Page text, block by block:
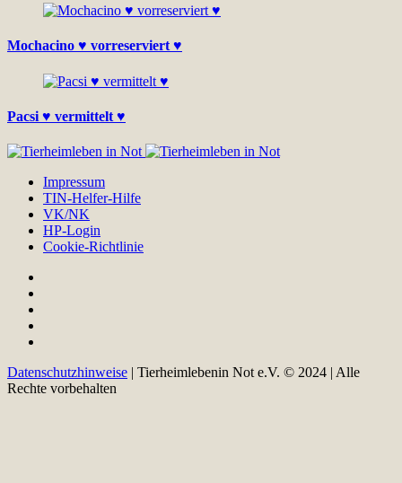
Mochacino ♥ vorreserviert ♥
Pacsi ♥ vermittelt ♥
Impressum
TIN-Helfer-Hilfe
VK/NK
HP-Login
Cookie-Richtlinie
Datenschutzhinweise | Tierheimlebenin Not e.V. © 2024 | Alle
Rechte vorbehalten